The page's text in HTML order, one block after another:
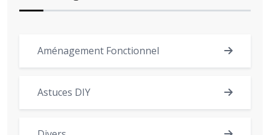
Aménagement Fonctionnel
Astuces DIY